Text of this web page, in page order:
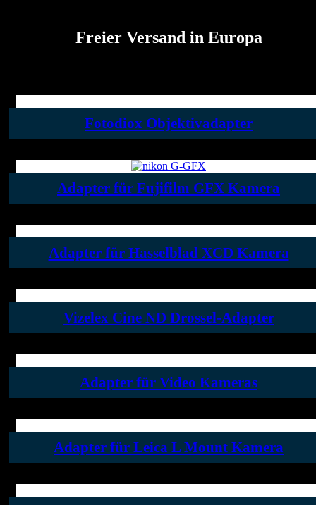
Freier Versand in Europa
Fotodiox Objektivadapter
Adapter für Fujifilm GFX Kamera
Adapter für Hasselblad XCD Kamera
Vizelex Cine ND Drossel-Adapter
Adapter für Video Kameras
Adapter für Leica L Mount Kamera